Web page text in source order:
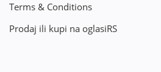
Terms & Conditions
Prodaj ili kupi na oglasiRS